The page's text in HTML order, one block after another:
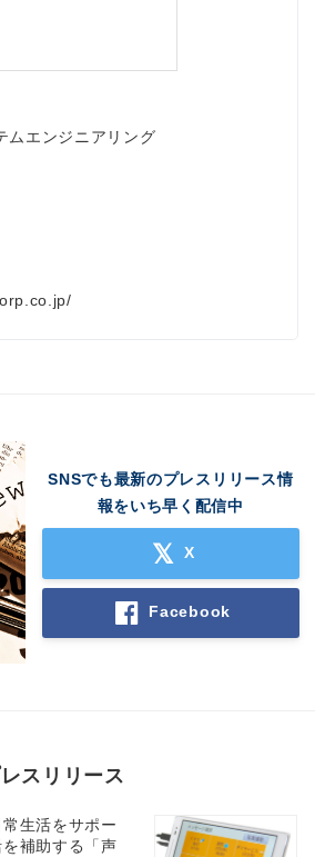
ムエンジニアリング
SNSでも最新のプレスリリース情
報をいち早く配信中
X
Facebook
スリリース
生活をサポー
を補助する「声